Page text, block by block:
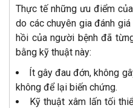
Thực tế những ưu điểm
do các chuyên gia đánh
hồi của người bệnh đã
bằng kỹ thuật này:
Ít gây đau đớn, không
không để lại biến chứng.
Kỹ thuật xâm lấn tối